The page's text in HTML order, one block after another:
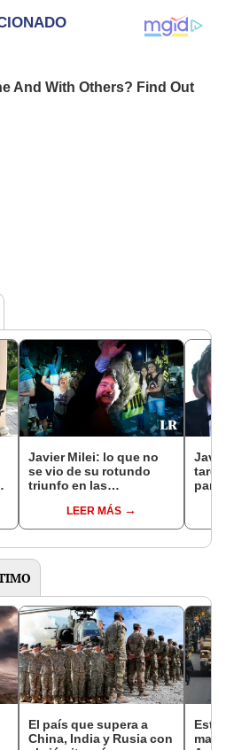
Javier Milei: lo que no
se vio de su rotundo
triunfo en las
LEER MÁS
para
El país que supera a
China, India y Rusia con
Este